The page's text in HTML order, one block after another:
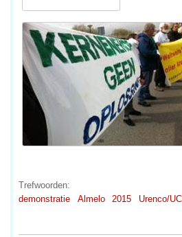
Trefwoorden:
demonstratie
Almelo 2015 Urenco/